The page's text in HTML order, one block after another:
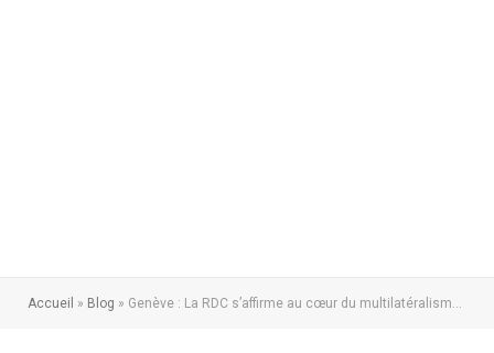
Accueil » Blog » Genève : La RDC s’affirme au cœur du multilatéralisme économique à la CNUCED16